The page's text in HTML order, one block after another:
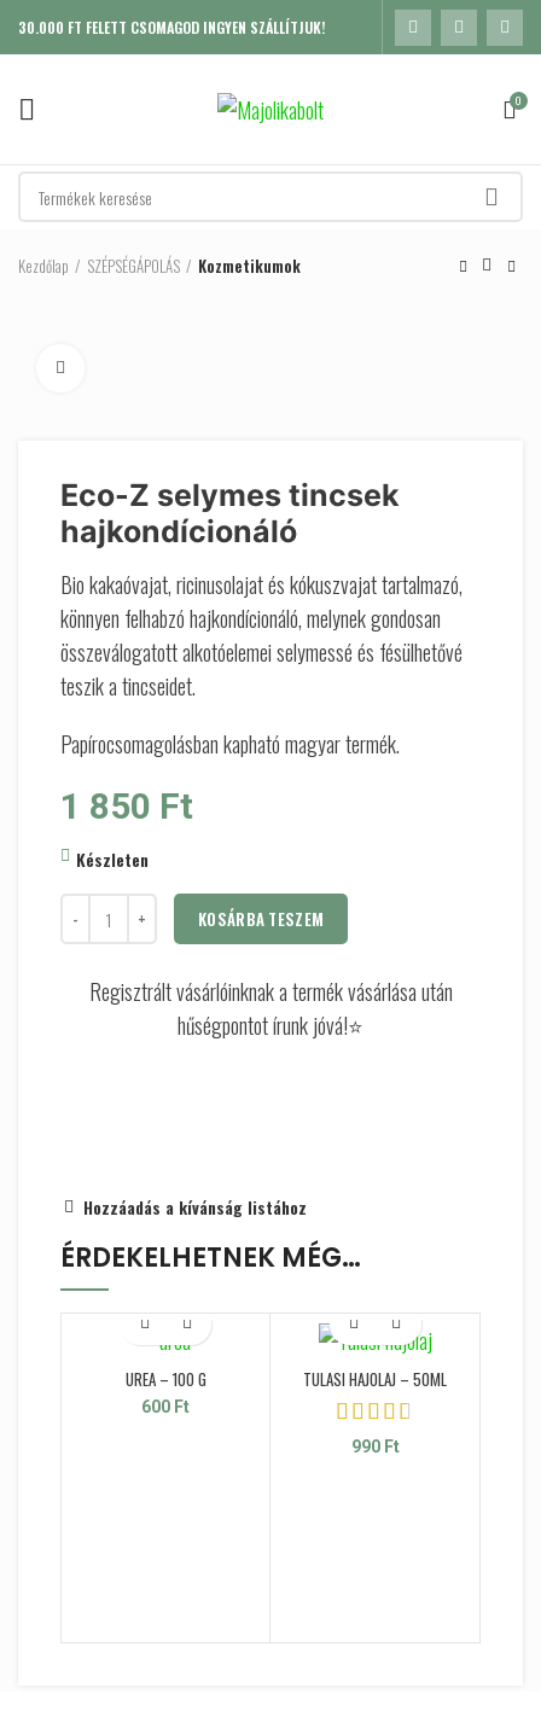
30.000 FT FELETT CSOMAGOD INGYEN SZÁLLÍTJUK!
0
Kezdőlap SZÉPSÉGÁPOLÁS Kozmetikumok
Eco-Z selymes tincsek
hajkondícionáló
Bio kakaóvajat, ricinusolajat és kókuszvajat tartalmazó,
könnyen felhabzó hajkondícionáló, melynek gondosan
összeválogatott alkotóelemei selymessé és fésülhetővé
teszik a tincseidet.
Papírocsomagolásban kapható magyar termék.
1 850 Ft
Készleten
KOSÁRBA TESZEM
Regisztrált vásárlóinknak a termék vásárlása után
hűségpontot írunk jóvá!⭐
Hozzáadás a kívánság listához
ÉRDEKELHETNEK MÉG…
UREA – 100 G
600 Ft
TULASI HAJOLAJ – 50ML
990 Ft